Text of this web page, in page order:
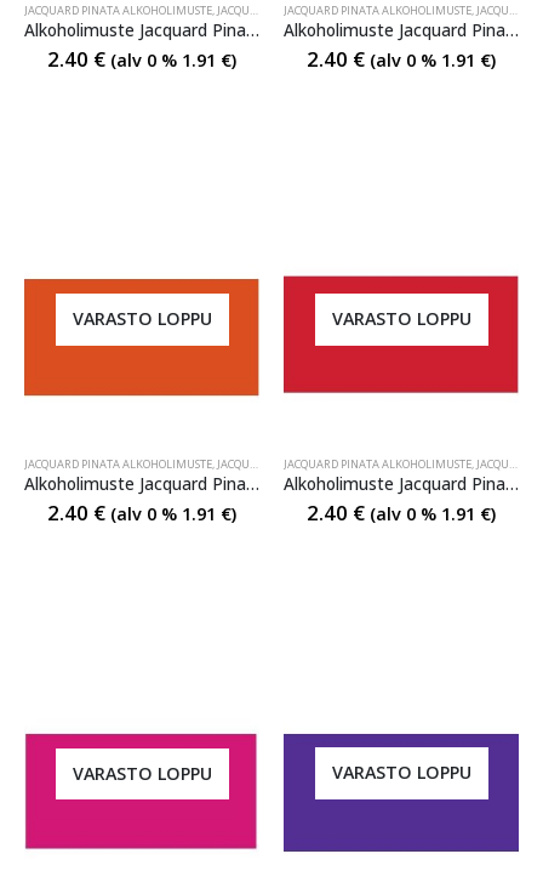
JACQUARD PINATA ALKOHOLIMUSTE, JACQUARD PINATA ALKOHOLIMUSTE ,JACQUARD PINATA
Alkoholimuste Jacquard Pinata 002 Sunbright Yellow
2.40 € (alv 0 % 1.91 €)
JACQUARD PINATA ALKOHOLIMUSTE, JACQUARD PINATA ALKOHOLIMUSTE
Alkoholimuste Jacquard Pinata 003 Tangerine
2.40 € (alv 0 % 1.91 €)
VARASTO LOPPU
JACQUARD PINATA ALKOHOLIMUSTE, JACQUARD PINATA ALKOHOLIMUSTE ,JACQUARD PINATA
Alkoholimuste Jacquard Pinata 005 Calabaza Orange
2.40 € (alv 0 % 1.91 €)
VARASTO LOPPU
JACQUARD PINATA ALKOHOLIMUSTE, JACQUARD PINATA ALKOHOLIMUSTE
Alkoholimuste Jacquard Pinata 007 Santa Fe Red
2.40 € (alv 0 % 1.91 €)
VARASTO LOPPU VARASTO LOPPU